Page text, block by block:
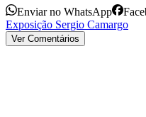
Enviar no WhatsApp
Exposição Sergio Camargo
Ver Comentários